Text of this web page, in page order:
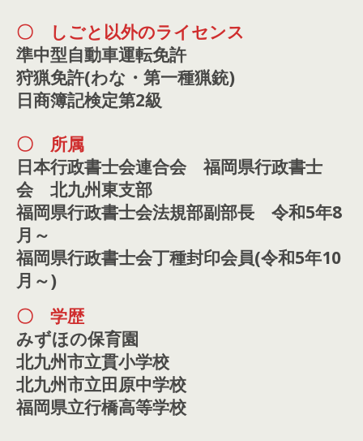
〇 しごと以外のライセンス
準中型自動車運転免許
狩猟免許(わな・第一種猟銃)
日商簿記検定第2級
〇 所属
日本行政書士会連合会 福岡県行政書士
会 北九州東支部
福岡県行政書士会法規部副部長 令和5年8
月～
福岡県行政書士会丁種封印会員(令和5年10
月～)
〇 学歴
みずほの保育園
北九州市立貫小学校
北九州市立田原中学校
福岡県立行橋高等学校